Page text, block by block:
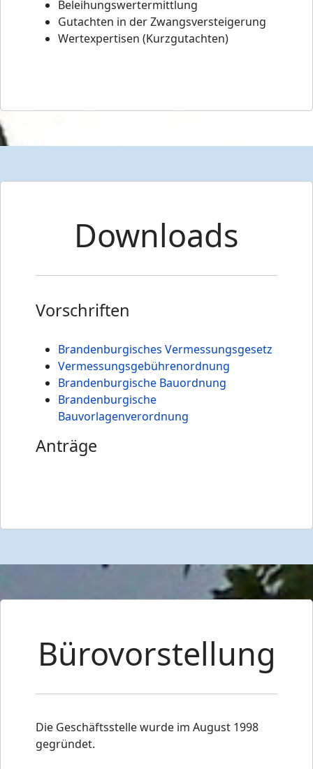
Beleihungswertermittlung
Gutachten in der Zwangsversteigerung
Wertexpertisen (Kurzgutachten)
Downloads
Vorschriften
Brandenburgisches Vermessungsgesetz
Vermessungsgebührenordnung
Brandenburgische Bauordnung
Brandenburgische
Bauvorlagenverordnung
Anträge
Bürovorstellung
Die Geschäftsstelle wurde im August 1998
gegründet.